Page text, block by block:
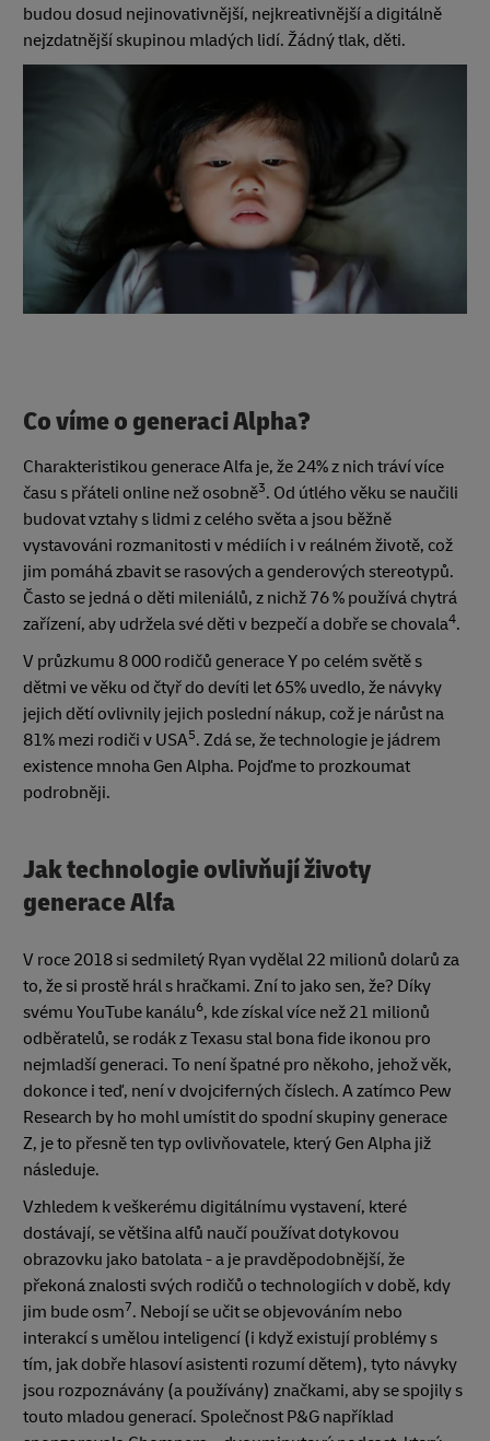
budou dosud nejinovativnější, nejkreativnější a digitálně
nejzdatnější skupinou mladých lidí. Žádný tlak, děti.
Co víme o generaci Alpha?
Charakteristikou generace Alfa je, že 24% z nich tráví více
času s přáteli online než osobně3. Od útlého věku se naučili
budovat vztahy s lidmi z celého světa a jsou běžně
vystavováni rozmanitosti v médiích i v reálném životě, což
jim pomáhá zbavit se rasových a genderových stereotypů.
Často se jedná o děti mileniálů, z nichž 76 % používá chytrá
zařízení, aby udržela své děti v bezpečí a dobře se chovala4.
V průzkumu 8 000 rodičů generace Y po celém světě s
dětmi ve věku od čtyř do devíti let 65% uvedlo, že návyky
jejich dětí ovlivnily jejich poslední nákup, což je nárůst na
81% mezi rodiči v USA5. Zdá se, že technologie je jádrem
existence mnoha Gen Alpha. Pojďme to prozkoumat
podrobněji.
Jak technologie ovlivňují životy
generace Alfa
V roce 2018 si sedmiletý Ryan vydělal 22 milionů dolarů za
to, že si prostě hrál s hračkami. Zní to jako sen, že? Díky
svému YouTube kanálu6, kde získal více než 21 milionů
odběratelů, se rodák z Texasu stal bona fide ikonou pro
nejmladší generaci. To není špatné pro někoho, jehož věk,
dokonce i teď, není v dvojciferných číslech. A zatímco Pew
Research by ho mohl umístit do spodní skupiny generace
Z, je to přesně ten typ ovlivňovatele, který Gen Alpha již
následuje.
Vzhledem k veškerému digitálnímu vystavení, které
dostávají, se většina alfů naučí používat dotykovou
obrazovku jako batolata - a je pravděpodobnější, že
překoná znalosti svých rodičů o technologiích v době, kdy
jim bude osm7. Nebojí se učit se objevováním nebo
interakcí s umělou inteligencí (i když existují problémy s
tím, jak dobře hlasoví asistenti rozumí dětem), tyto návyky
jsou rozpoznávány (a používány) značkami, aby se spojily s
touto mladou generací. Společnost P&G například